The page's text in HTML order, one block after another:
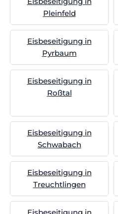
Pleinfeld
Eisbeseitigung in
Pyrbaum
Eisbeseitigung in
Roßtal
Eisbeseitigung in
Schwabach
Eisbeseitigung in
Treuchtlingen